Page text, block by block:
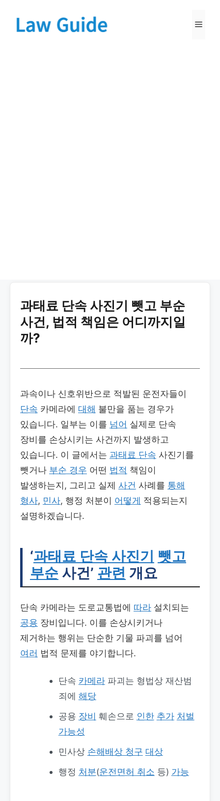
과태료 단속 사진기 뺏고 부순
사건, 법적 책임은 어디까지일
까?
과속이나 신호위반으로 적발된 운전자들이
단속 카메라에 대해 불만을 품는 경우가
있습니다. 일부는 이를 넘어 실제로 단속
장비를 손상시키는 사건까지 발생하고
있습니다. 이 글에서는 과태료 단속 사진기를
뺏거나 부순 경우 어떤 법적 책임이
발생하는지, 그리고 실제 사건 사례를 통해
형사, 민사, 행정 처분이 어떻게 적용되는지
설명하겠습니다.
‘과태료 단속 사진기 뺏고
부순 사건’ 관련 개요
단속 카메라는 도로교통법에 따라 설치되는
공용 장비입니다. 이를 손상시키거나
제거하는 행위는 단순한 기물 파괴를 넘어
여러 법적 문제를 야기합니다.
단속 카메라파괴는 형법상 재산범
죄에 해당
공용 장비 훼손으로 인한 추가 처벌
가능성
민사상 손해배상 청구 대상
행정 처분(운전면허 취소 등) 가능